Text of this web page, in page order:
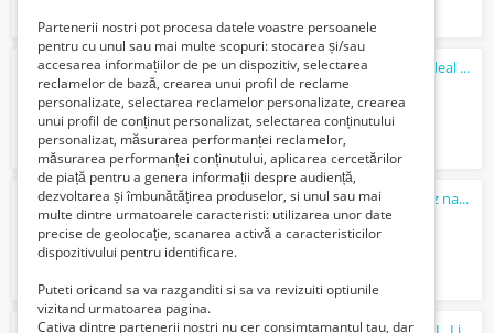
Aragaz profesional cu 4 focuri si cuptor, Ideal Inox, GPL, Linia 630
1 Lei
Aragaz profesional 2 focuri, Ideal Inox, gaz natural, Linia 630
Verifica cu vanzatorul
Partenerii nostri pot procesa datele voastre persoanele
pentru cu unul sau mai multe scopuri: stocarea și/sau
accesarea informațiilor de pe un dispozitiv, selectarea
reclamelor de bază, crearea unui profil de reclame
personalizate, selectarea reclamelor personalizate, crearea
unui profil de conținut personalizat, selectarea conținutului
personalizat, măsurarea performanței reclamelor,
măsurarea performanței conținutului, aplicarea cercetărilor
de piață pentru a genera informații despre audiență,
dezvoltarea și îmbunătățirea produselor, si unul sau mai
multe dintre urmatoarele caracteristi: utilizarea unor date
precise de geolocație, scanarea activă a caracteristicilor
dispozitivului pentru identificare.
Puteti oricand sa va razganditi si sa va revizuiti optiunile
vizitand urmatoarea pagina.
Cativa dintre partenerii nostri nu cer consimtamantul tau, dar